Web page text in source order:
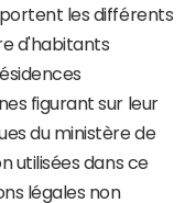
les différents
d'habitants
figurant sur leur
du ministère de
utilisées dans ce
légales non